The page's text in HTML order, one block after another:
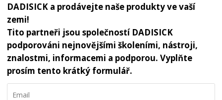
DADISICK a prodávejte naše produkty ve vaší
zemi!
Tito partneři jsou společností DADISICK
podporováni nejnovějšími školeními, nástroji,
znalostmi, informacemi a podporou. Vyplňte
prosím tento krátký formulář.